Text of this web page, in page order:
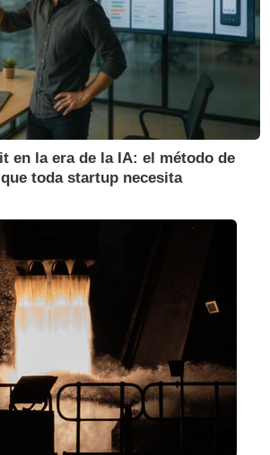
en la era de la IA: el método de
toda startup necesita